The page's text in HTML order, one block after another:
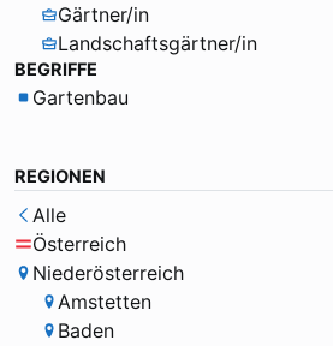
Gärtner/in
Landschaftsgärtner/in
BEGRIFFE
Gartenbau
REGIONEN
Alle
Österreich
Niederösterreich
Amstetten
Baden